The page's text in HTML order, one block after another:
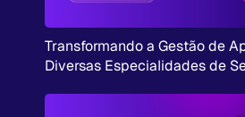
Transformando a Gestão de
Diversas Especialidades de